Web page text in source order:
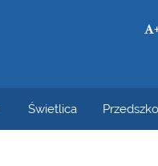
Świetlica